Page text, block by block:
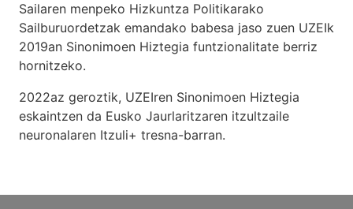
Sailaren menpeko Hizkuntza Politikarako
Sailburuordetzak emandako babesa jaso zuen UZEIk
2019an Sinonimoen Hiztegia funtzionalitate berriz
hornitzeko.
2022az geroztik, UZEIren Sinonimoen Hiztegia
eskaintzen da Eusko Jaurlaritzaren itzultzaile
neuronalaren Itzuli+ tresna-barran.